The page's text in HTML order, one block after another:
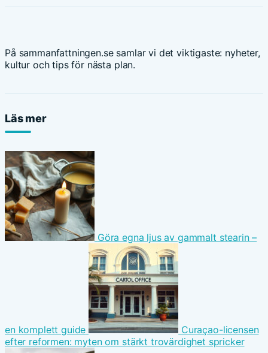
På sammanfattningen.se samlar vi det viktigaste: nyheter,
kultur och tips för nästa plan.
Läs mer
Göra egna ljus av gammalt stearin –
en komplett guide
Curaçao-licensen
efter reformen: myten om stärkt trovärdighet spricker